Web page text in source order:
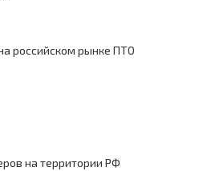
российском рынке ПТО
на территории РФ